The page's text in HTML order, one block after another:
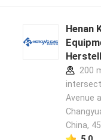
Henan
200
Avenue
China,